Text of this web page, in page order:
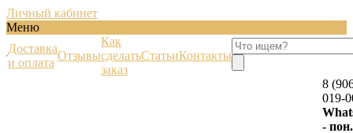
Личный кабинет
Меню
Доставка
и оплата
Отзывы
Как
сделать
заказ
СтатьиКонтакты
8
019-
-